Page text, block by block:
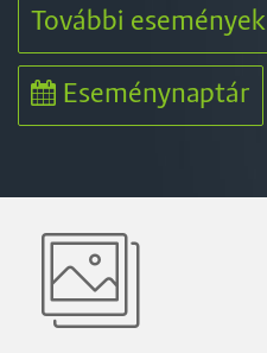
További események
Eseménynaptár